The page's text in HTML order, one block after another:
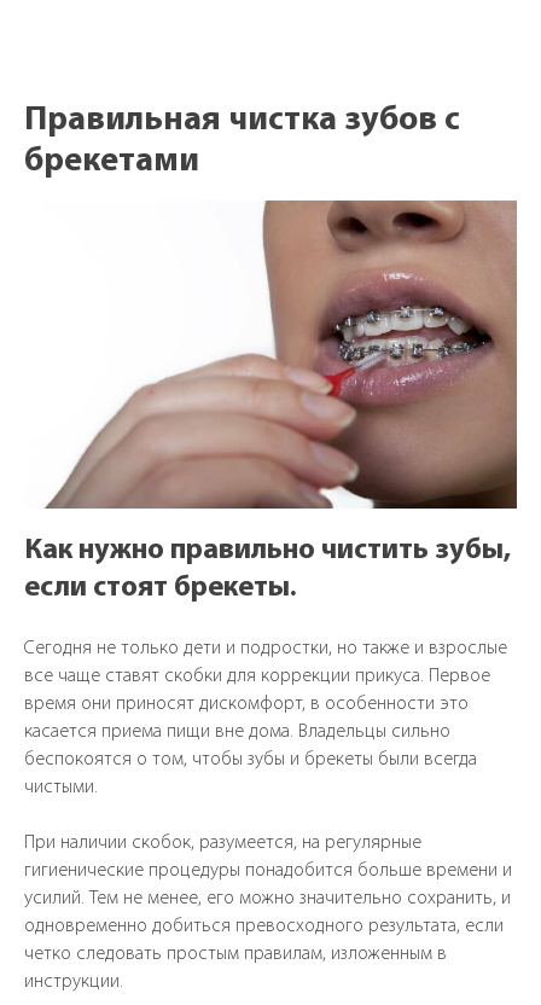
ЗАПИСАТЬСЯ
Правильная чистка зубов с
брекетами
Как нужно правильно чистить зубы,
если стоят брекеты.
Сегодня не только дети и подростки, но также и взрослые
все чаще ставят скобки для коррекции прикуса. Первое
время они приносят дискомфорт, в особенности это
касается приема пищи вне дома. Владельцы сильно
беспокоятся о том, чтобы зубы и брекеты были всегда
чистыми.
При наличии скобок, разумеется, на регулярные
гигиенические процедуры понадобится больше времени и
усилий. Тем не менее, его можно значительно сохранить, и
одновременно добиться превосходного результата, если
четко следовать простым правилам, изложенным в
инструкции.